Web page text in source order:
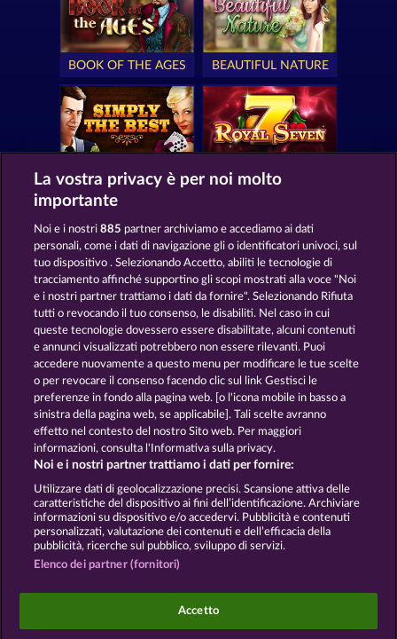
BOOK OF THE AGES BEAUTIFUL NATURE
SIMPLY THE BEST ROYAL SEVEN
GOLDEN EI OF
MOORHUHN
FOREVER
DIAMONDS
Mostra tutti i giochi
Termini e condizioni
Informativa sulla privacy e cookies
Note legali Società FAQ
Invia richiesta di recesso
I giochi social da casinò sono volti esclusivamente
all'intrattenimento e non esercitano alcuna
La vostra privacy è per noi molto
importante
Noi e i nostri885 partner archiviamo e accediamo ai dati
personali, come i dati di navigazione gli o identificatori univoci, sul
tuo dispositivo . Selezionando Accetto, abiliti le tecnologie di
tracciamento affinché supportino gli scopi mostrati alla voce "Noi
e i nostri partner trattiamo i dati da fornire". Selezionando Rifiuta
tutti o revocando il tuo consenso, le disabiliti. Nel caso in cui
queste tecnologie dovessero essere disabilitate, alcuni contenuti
e annunci visualizzati potrebbero non essere rilevanti. Puoi
accedere nuovamente a questo menu per modificare le tue scelte
o per revocare il consenso facendo clic sul link Gestisci le
preferenze in fondo alla pagina web. [o l'icona mobile in basso a
sinistra della pagina web, se applicabile]. Tali scelte avranno
effetto nel contesto del nostro Sito web. Per maggiori
informazioni, consulta l'Informativa sulla privacy.
Noi e i nostri partner trattiamo i dati per fornire:
Utilizzare dati di geolocalizzazione precisi. Scansione attiva delle
caratteristiche del dispositivo ai fini dell’identificazione. Archiviare
informazioni su dispositivo e/o accedervi. Pubblicità e contenuti
personalizzati, valutazione dei contenuti e dell’efficacia della
pubblicità, ricerche sul pubblico, sviluppo di servizi.
Elenco dei partner (fornitori)
Accetto